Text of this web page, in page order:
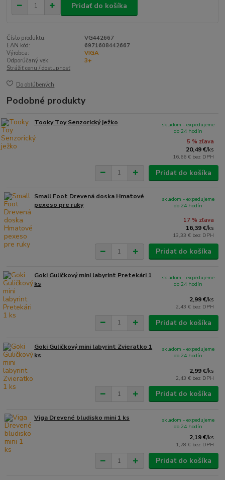
Pridať do košíka
Číslo produktu:
VG442667
EAN kód:
6971608442667
Výrobca:
VIGA
Odporúčaný vek:
3+
Strážiť cenu / dostupnosť
Do obľúbených
Podobné produkty
Tooky Toy Senzorický ježko
5 % zľava
20,49 €/ks
16,66 € bez DPH
skladom - expedujeme
do 24 hodín
Pridať do košíka
Small Foot Drevená doska Hmatové
pexeso pre ruky
17 % zľava
16,39 €/ks
13,33 € bez DPH
skladom - expedujeme
do 24 hodín
Pridať do košíka
Goki Guličkový mini labyrint Pretekári 1
ks
2,99 €/ks
2,43 € bez DPH
skladom - expedujeme
do 24 hodín
Pridať do košíka
Goki Guličkový mini labyrint Zvieratko 1
ks
2,99 €/ks
2,43 € bez DPH
skladom - expedujeme
do 24 hodín
Pridať do košíka
Viga Drevené bludisko mini 1 ks
2,19 €/ks
1,78 € bez DPH
skladom - expedujeme
do 24 hodín
Pridať do košíka